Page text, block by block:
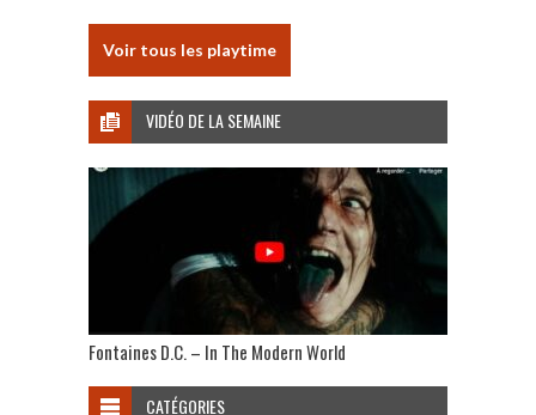
Voir tous les playtime
VIDÉO DE LA SEMAINE
Fontaines D.C. – In The Modern World
CATÉGORIES